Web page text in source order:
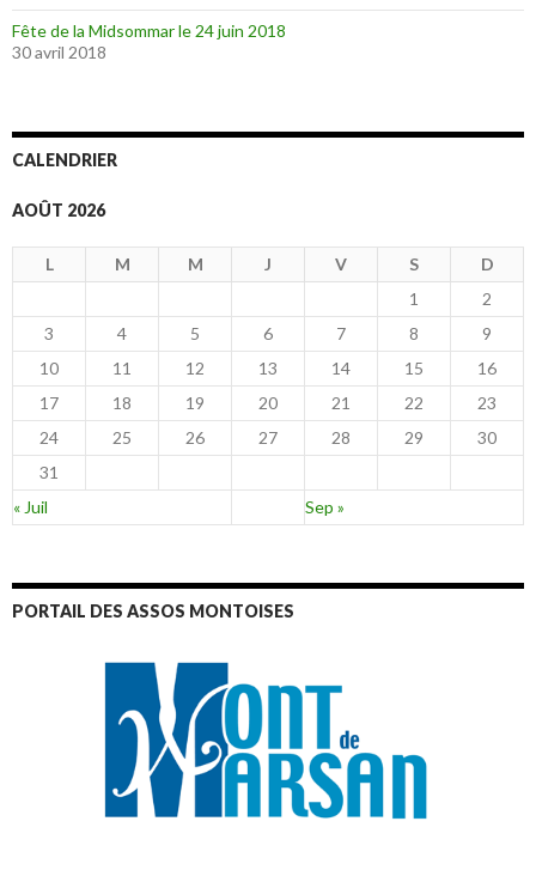
Fête de la Midsommar le 24 juin 2018
30 avril 2018
CALENDRIER
AOÛT 2026
L M M J V S
D
1
2
3
4 5 6 7 8
9
10
11 12 13 14 15
16
17
18 19 20 21 22
23
24
25 26 27 28 29
30
31
« Juil
Sep »
PORTAIL DES ASSOS MONTOISES